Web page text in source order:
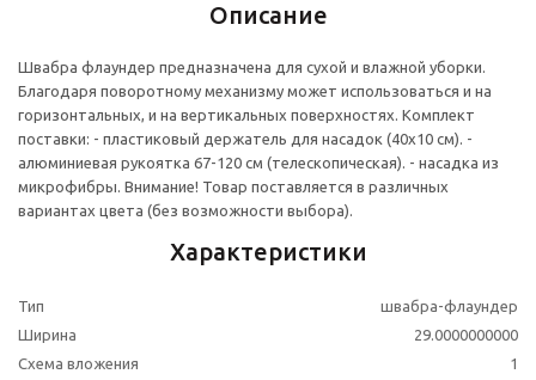
Описание
Швабра флаундер предназначена для сухой и влажной уборки.
Благодаря поворотному механизму может использоваться и на
горизонтальных, и на вертикальных поверхностях. Комплект
поставки: - пластиковый держатель для насадок (40х10 см). -
алюминиевая рукоятка 67-120 см (телескопическая). - насадка из
микрофибры. Внимание! Товар поставляется в различных
вариантах цвета (без возможности выбора).
Характеристики
Тип
швабра-флаундер
Ширина
29.0000000000
Схема вложения
1